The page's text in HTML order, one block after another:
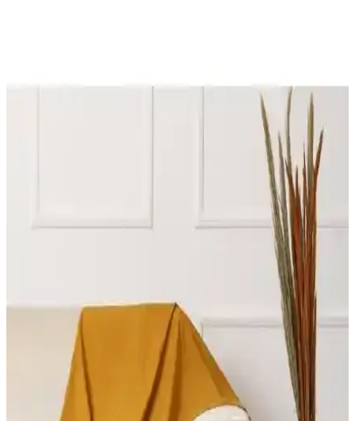
Karşılaştırması: Özellikler ve Kullanıcı Yorumları
Latuda Concept ve Velerde Home koltuk örtülerinin özellikleri,
kullanım alanları ve kullanıcı yorumlarıyla detaylı karşılaştırması,
hijyen ve dayanıklılık açısından önemli bilgiler içeriyor.
Karşılaştırması: Malzeme, Uyum ve Kullanıcı
İki popüler koltuk örtüsü markası Riselerhome ve Tuchmall'in
malzeme, uyum, temizlik ve kullanıcı memnuniyeti açısından detaylı
Koltuk Örtüsü Karşılaştırması: Viaden Asya ve Ella
Modellerinin Özellikleri ve Performansı
Viaden Asya ve Ella koltuk örtülerinin malzeme, boyut, renk ve
kullanım özelliklerini detaylı karşılaştırıyoruz. Kullanıcı
yorumlarıyla ürünlerin avantajları ve dezavantajlarını ortaya